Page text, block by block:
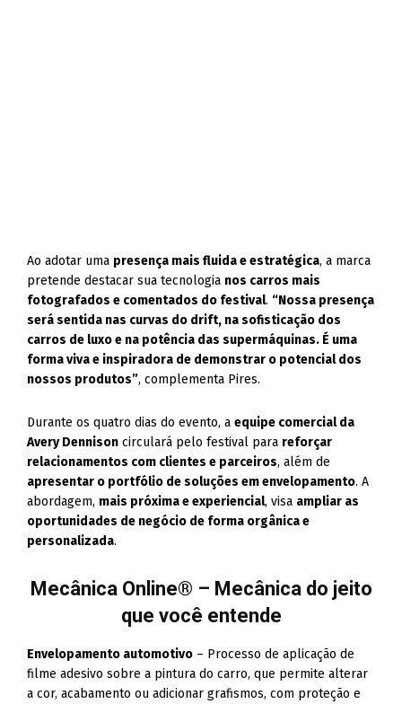
Ao adotar uma presença mais fluida e estratégica, a marca
pretende destacar sua tecnologia nos carros mais
fotografados e comentados do festival. “Nossa presença
será sentida nas curvas do drift, na sofisticação dos
carros de luxo e na potência das supermáquinas. É uma
forma viva e inspiradora de demonstrar o potencial dos
nossos produtos”, complementa Pires.
Durante os quatro dias do evento, aequipe comercial da
Avery Dennison circulará pelo festival para reforçar
relacionamentos com clientes e parceiros, além de
apresentar o portfólio de soluções em envelopamento. A
abordagem, mais próxima e experiencial, visa ampliar as
oportunidades de negócio de forma orgânica e
personalizada.
Mecânica Online® – Mecânica do jeito
que você entende
Envelopamento automotivo – Processo de aplicação de
filme adesivo sobre a pintura do carro, que permite alterar
a cor, acabamento ou adicionar grafismos, com proteção e